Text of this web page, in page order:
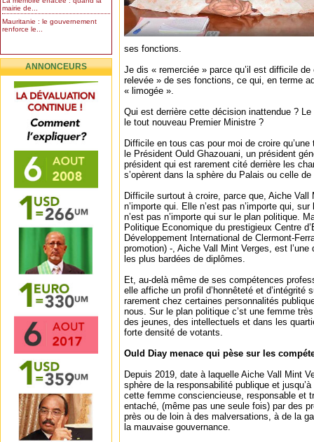
mairie de...
Mauritanie : le gouvernement
renforce le...
ANNONCEURS
ses fonctions.
Je dis « remerciée » parce qu’il est difficile de
relevée » de ses fonctions, ce qui, en terme
« limogée ».
Qui est derrière cette décision inattendue ?
le tout nouveau Premier Ministre ?
Difficile en tous cas pour moi de croire
le Président Ould Ghazouani, un président
président qui est rarement cité derrière les
s’opèrent dans la sphère du Palais ou celle
Difficile surtout à croire, parce que, Aiche Vall
n’importe qui. Elle n’est pas n’importe qui,
n’est pas n’importe qui sur le plan politique.
Politique Economique du prestigieux Centre
Développement International de Clermont-
promotion) -, Aiche Vall Mint Verges, est
les plus bardées de diplômes.
Et, au-delà même de ses compétences
elle affiche un profil d’honnêteté et d’intégrité
rarement chez certaines personnalités
nous. Sur le plan politique c’st une femme
des jeunes, des intellectuels et dans les
forte densité de votants.
Ould Diay menace qui pèse sur les
Depuis 2019, date à laquelle Aiche Vall Mint
sphère de la responsabilité publique et
cette femme consciencieuse, responsable et
entaché, (même pas une seule fois) par des
près ou de loin à des malversations, à de la
la mauvaise gouvernance.